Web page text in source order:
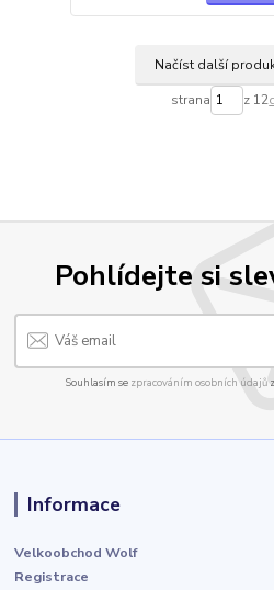
Načíst další
strana z 12
Pohlídejte si
Souhlasím se zpracováním osobních údajů
Informace
Velkoobchod Wolf
Registrace